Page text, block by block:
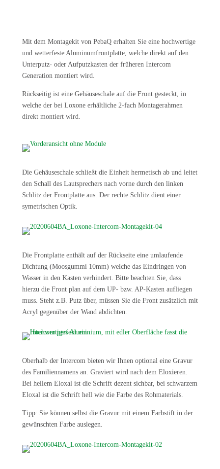
Mit dem Montagekit von PebaQ erhalten Sie eine hochwertige
und wetterfeste Aluminumfrontplatte, welche direkt auf den
Unterputz- oder Aufputzkasten der früheren Intercom
Generation montiert wird.
Rückseitig ist eine Gehäuseschale auf die Front gesteckt, in
welche der bei Loxone erhältliche 2-fach Montagerahmen
direkt montiert wird.
Die Gehäuseschale schließt die Einheit hermetisch ab und leitet
den Schall des Lautsprechers nach vorne durch den linken
Schlitz der Frontplatte aus. Der rechte Schlitz dient einer
symetrischen Optik.
Die Frontplatte enthält auf der Rückseite eine umlaufende
Dichtung (Moosgummi 10mm) welche das Eindringen von
Wasser in den Kasten verhindert. Bitte beachten Sie, dass
hierzu die Front plan auf dem UP- bzw. AP-Kasten aufliegen
muss. Steht z.B. Putz über, müssen Sie die Front zusätzlich mit
Acryl gegenüber der Wand abdichten.
Oberhalb der Intercom bieten wir Ihnen optional eine Gravur
des Familiennamens an. Graviert wird nach dem Eloxieren.
Bei hellem Eloxal ist die Schrift dezent sichbar, bei schwarzem
Eloxal ist die Schrift hell wie die Farbe des Rohmaterials.
Tipp: Sie können selbst die Gravur mit einem Farbstift in der
gewünschten Farbe auslegen.